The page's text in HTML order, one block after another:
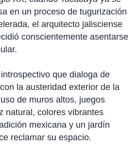
en un proceso de tugurización
el arquitecto jalisciense
conscientemente asentarse
que dialoga de
la austeridad exterior de la
de muros altos, juegos
natural, colores vibrantes
mexicana y un jardín
reclamar su espacio.